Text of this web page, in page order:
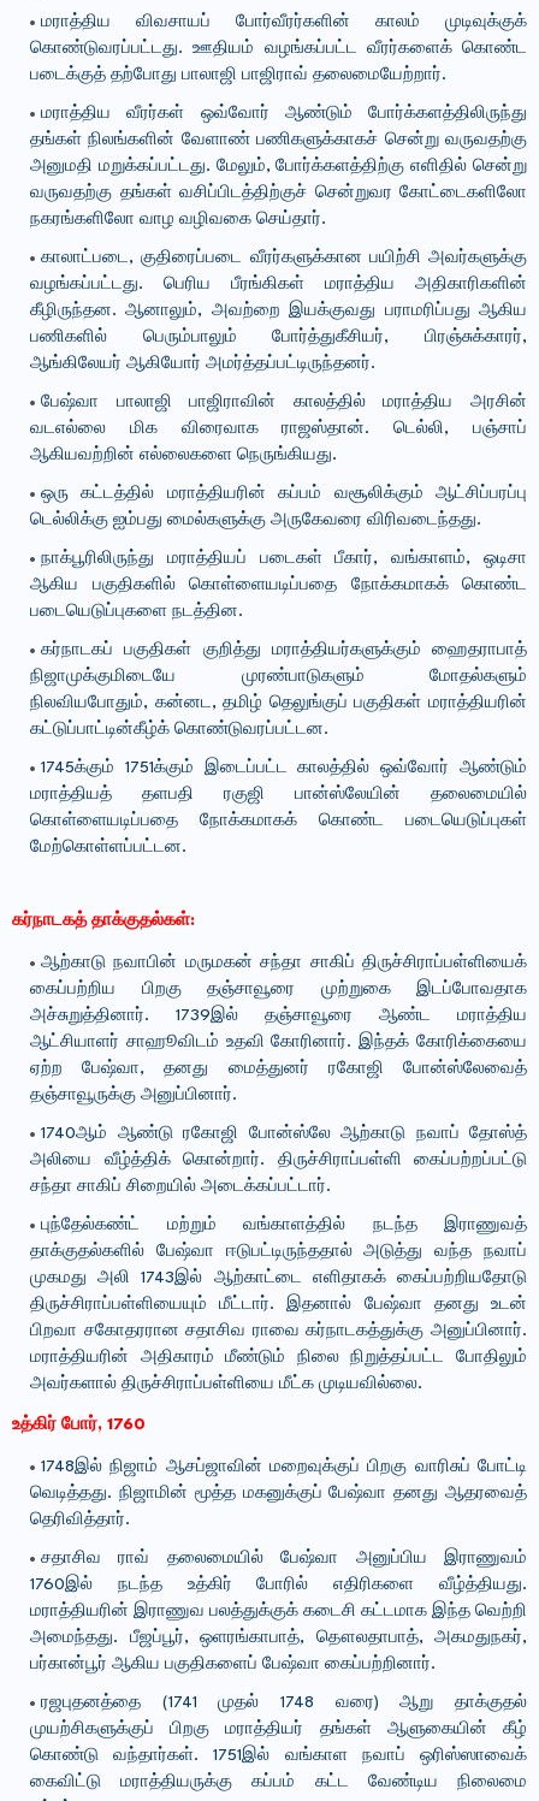
மராத்திய விவசாயப் போர்வீரர்களின் காலம் முடிவுக்குக்
கொண்டுவரப்பட்டது. ஊதியம் வழங்கப்பட்ட வீரர்களைக் கொண்ட
படைக்குத் தற்போது பாலாஜி பாஜிராவ் தலைமையேற்றார்.
மராத்திய வீரர்கள் ஒவ்வோர் ஆண்டும் போர்க்களத்திலிருந்து
தங்கள் நிலங்களின் வேளாண் பணிகளுக்காகச் சென்று வருவதற்கு
அனுமதி மறுக்கப்பட்டது. மேலும், போர்க்களத்திற்கு எளிதில் சென்று
வருவதற்கு தங்கள் வசிப்பிடத்திற்குச் சென்றுவர கோட்டைகளிலோ
நகரங்களிலோ வாழ வழிவகை செய்தார்.
காலாட்படை, குதிரைப்படை வீரர்களுக்கான பயிற்சி அவர்களுக்கு
வழங்கப்பட்டது. பெரிய பீரங்கிகள் மராத்திய அதிகாரிகளின்
கீழிருந்தன. ஆனாலும், அவற்றை இயக்குவது பராமரிப்பது ஆகிய
பணிகளில் பெரும்பாலும் போர்த்துகீசியர், பிரஞ்சுக்காரர்,
ஆங்கிலேயர் ஆகியோர் அமர்த்தப்பட்டிருந்தனர்.
பேஷ்வா பாலாஜி பாஜிராவின் காலத்தில் மராத்திய அரசின்
வடஎல்லை மிக விரைவாக ராஜஸ்தான். டெல்லி, பஞ்சாப்
ஆகியவற்றின் எல்லைகளை நெருங்கியது.
ஒரு கட்டத்தில் மராத்தியரின் கப்பம் வசூலிக்கும் ஆட்சிப்பரப்பு
டெல்லிக்கு ஐம்பது மைல்களுக்கு அருகேவரை விரிவடைந்தது.
நாக்பூரிலிருந்து மராத்தியப் படைகள் பீகார், வங்காளம், ஒடிசா
ஆகிய பகுதிகளில் கொள்ளையடிப்பதை நோக்கமாகக் கொண்ட
படையெடுப்புகளை நடத்தின.
கர்நாடகப் பகுதிகள் குறித்து மராத்தியர்களுக்கும் ஹைதராபாத்
நிஜாமுக்குமிடையே முரண்பாடுகளும் மோதல்களும்
நிலவியபோதும், கன்னட, தமிழ் தெலுங்குப் பகுதிகள் மராத்தியரின்
கட்டுப்பாட்டின்கீழ்க் கொண்டுவரப்பட்டன.
1745க்கும் 1751க்கும் இடைப்பட்ட காலத்தில் ஒவ்வோர் ஆண்டும்
மராத்தியத் தளபதி ரகுஜி பான்ஸ்லேயின் தலைமையில்
கொள்ளையடிப்பதை நோக்கமாகக் கொண்ட படையெடுப்புகள்
மேற்கொள்ளப்பட்டன.
கர்நாடகத் தாக்குதல்கள்:
ஆற்காடு நவாபின் மருமகன் சந்தா சாகிப் திருச்சிராப்பள்ளியைக்
கைப்பற்றிய பிறகு தஞ்சாவூரை முற்றுகை இடப்போவதாக
அச்சுறுத்தினார். 1739இல் தஞ்சாவூரை ஆண்ட மராத்திய
ஆட்சியாளர் சாஹூவிடம் உதவி கோரினார். இந்தக் கோரிக்கையை
ஏற்ற பேஷ்வா, தனது மைத்துனர் ரகோஜி போன்ஸ்லேவைத்
தஞ்சாவூருக்கு அனுப்பினார்.
1740ஆம் ஆண்டு ரகோஜி போன்ஸ்லே ஆற்காடு நவாப் தோஸ்த்
அலியை வீழ்த்திக் கொன்றார். திருச்சிராப்பள்ளி கைப்பற்றப்பட்டு
சந்தா சாகிப் சிறையில் அடைக்கப்பட்டார்.
புந்தேல்கண்ட் மற்றும் வங்காளத்தில் நடந்த இராணுவத்
தாக்குதல்களில் பேஷ்வா ஈடுபட்டிருந்ததால் அடுத்து வந்த நவாப்
முகமது அலி 1743இல் ஆற்காட்டை எளிதாகக் கைப்பற்றியதோடு
திருச்சிராப்பள்ளியையும் மீட்டார். இதனால் பேஷ்வா தனது உடன்
பிறவா சகோதரரான சதாசிவ ராவை கர்நாடகத்துக்கு அனுப்பினார்.
மராத்தியரின் அதிகாரம் மீண்டும் நிலை நிறுத்தப்பட்ட போதிலும்
அவர்களால் திருச்சிராப்பள்ளியை மீட்க முடியவில்லை.
உத்கிர் போர், 1760
1748இல் நிஜாம் ஆசப்ஜாவின் மறைவுக்குப் பிறகு வாரிசுப் போட்டி
வெடித்தது. நிஜாமின் மூத்த மகனுக்குப் பேஷ்வா தனது ஆதரவைத்
தெரிவித்தார்.
சதாசிவ ராவ் தலைமையில் பேஷ்வா அனுப்பிய இராணுவம்
1760இல் நடந்த உத்கிர் போரில் எதிரிகளை வீழ்த்தியது.
மராத்தியரின் இராணுவ பலத்துக்குக் கடைசி கட்டமாக இந்த வெற்றி
அமைந்தது. பீஜப்பூர், ஒளரங்காபாத், தௌலதாபாத், அகமதுநகர்,
பர்கான்பூர் ஆகிய பகுதிகளைப் பேஷ்வா கைப்பற்றினார்.
ரஜபுதனத்தை (1741 முதல் 1748 வரை) ஆறு தாக்குதல்
முயற்சிகளுக்குப் பிறகு மராத்தியர் தங்கள் ஆளுகையின் கீழ்
கொண்டு வந்தார்கள். 1751இல் வங்காள நவாப் ஒரிஸ்ஸாவைக்
கைவிட்டு மராத்தியருக்கு கப்பம் கட்ட வேண்டிய நிலைமை